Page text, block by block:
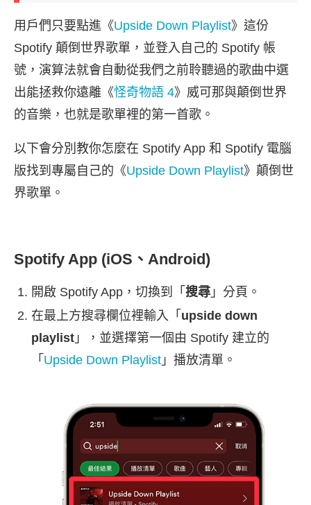
用戶們只要點進《Upside Down Playlist》這份
Spotify 顛倒世界歌單，並登入自己的 Spotify 帳
號，演算法就會自動從我們之前聆聽過的歌曲中選
出能拯救你遠離《怪奇物語 4》威可那與顛倒世界
的音樂，也就是歌單裡的第一首歌。
以下會分別教你怎麼在 Spotify App 和 Spotify 電腦
版找到專屬自己的《Upside Down Playlist》顛倒世
界歌單。
Spotify App (iOS、Android)
開啟 Spotify App，切換到「 搜尋 」分頁。
在最上方搜尋欄位裡輸入「 upside down
playlist 」，並選擇第一個由 Spotify 建立的
「 Upside Down Playlist 」播放清單。